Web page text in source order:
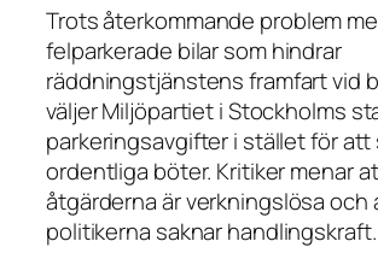
Trots återkommande problem
felparkerade bilar som hindrar
räddningstjänstens framfart vid
väljer Miljöpartiet i Stockholms
parkeringsavgifter i stället för att
ordentliga böter. Kritiker menar
åtgärderna är verkningslösa och
politikerna saknar handlingskraft.